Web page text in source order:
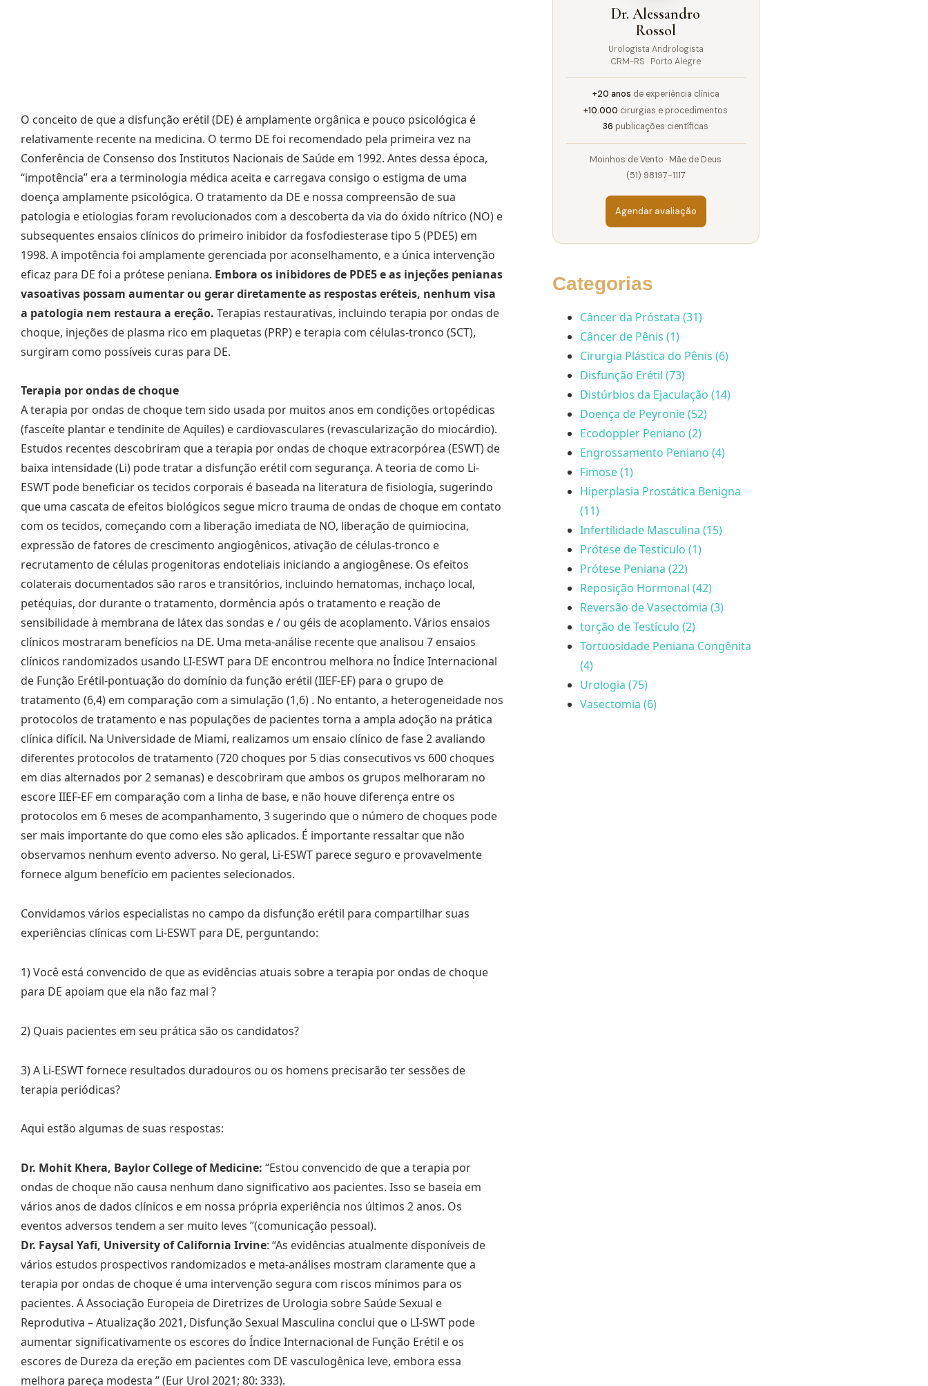
O conceito de que a disfunção erétil (DE) é amplamente orgânica e pouco psicológica é
relativamente recente na medicina. O termo DE foi recomendado pela primeira vez na
Conferência de Consenso dos Institutos Nacionais de Saúde em 1992. Antes dessa época,
“impotência” era a terminologia médica aceita e carregava consigo o estigma de uma
doença amplamente psicológica. O tratamento da DE e nossa compreensão de sua
patologia e etiologias foram revolucionados com a descoberta da via do óxido nítrico (NO) e
subsequentes ensaios clínicos do primeiro inibidor da fosfodiesterase tipo 5 (PDE5) em
1998. A impotência foi amplamente gerenciada por aconselhamento, e a única intervenção
eficaz para DE foi a prótese peniana. Embora os inibidores de PDE5 e as injeções penianas
vasoativas possam aumentar ou gerar diretamente as respostas eréteis, nenhum visa
a patologia nem restaura a ereção. Terapias restaurativas, incluindo terapia por ondas de
choque, injeções de plasma rico em plaquetas (PRP) e terapia com células-tronco (SCT),
surgiram como possíveis curas para DE.
Terapia por ondas de choque
A terapia por ondas de choque tem sido usada por muitos anos em condições ortopédicas
(fasceíte plantar e tendinite de Aquiles) e cardiovasculares (revascularização do miocárdio).
Estudos recentes descobriram que a terapia por ondas de choque extracorpórea (ESWT) de
baixa intensidade (Li) pode tratar a disfunção erétil com segurança. A teoria de como Li-
ESWT pode beneficiar os tecidos corporais é baseada na literatura de fisiologia, sugerindo
que uma cascata de efeitos biológicos segue micro trauma de ondas de choque em contato
com os tecidos, começando com a liberação imediata de NO, liberação de quimiocina,
expressão de fatores de crescimento angiogênicos, ativação de células-tronco e
recrutamento de células progenitoras endoteliais iniciando a angiogênese. Os efeitos
colaterais documentados são raros e transitórios, incluindo hematomas, inchaço local,
petéquias, dor durante o tratamento, dormência após o tratamento e reação de
sensibilidade à membrana de látex das sondas e / ou géis de acoplamento. Vários ensaios
clínicos mostraram benefícios na DE. Uma meta-análise recente que analisou 7 ensaios
clínicos randomizados usando LI-ESWT para DE encontrou melhora no Índice Internacional
de Função Erétil-pontuação do domínio da função erétil (IIEF-EF) para o grupo de
tratamento (6,4) em comparação com a simulação (1,6) . No entanto, a heterogeneidade nos
protocolos de tratamento e nas populações de pacientes torna a ampla adoção na prática
clínica difícil. Na Universidade de Miami, realizamos um ensaio clínico de fase 2 avaliando
diferentes protocolos de tratamento (720 choques por 5 dias consecutivos vs 600 choques
em dias alternados por 2 semanas) e descobriram que ambos os grupos melhoraram no
escore IIEF-EF em comparação com a linha de base, e não houve diferença entre os
protocolos em 6 meses de acompanhamento, 3 sugerindo que o número de choques pode
ser mais importante do que como eles são aplicados. É importante ressaltar que não
observamos nenhum evento adverso. No geral, Li-ESWT parece seguro e provavelmente
fornece algum benefício em pacientes selecionados.
Convidamos vários especialistas no campo da disfunção erétil para compartilhar suas
experiências clínicas com Li-ESWT para DE, perguntando:
1) Você está convencido de que as evidências atuais sobre a terapia por ondas de choque
para DE apoiam que ela não faz mal ?
2) Quais pacientes em seu prática são os candidatos?
3) A Li-ESWT fornece resultados duradouros ou os homens precisarão ter sessões de
terapia periódicas?
Aqui estão algumas de suas respostas:
Dr. Mohit Khera, Baylor College of Medicine: “Estou convencido de que a terapia por
ondas de choque não causa nenhum dano significativo aos pacientes. Isso se baseia em
vários anos de dados clínicos e em nossa própria experiência nos últimos 2 anos. Os
eventos adversos tendem a ser muito leves ”(comunicação pessoal).
Dr. Faysal Yafi, University of California Irvine: “As evidências atualmente disponíveis de
vários estudos prospectivos randomizados e meta-análises mostram claramente que a
terapia por ondas de choque é uma intervenção segura com riscos mínimos para os
pacientes. A Associação Europeia de Diretrizes de Urologia sobre Saúde Sexual e
Reprodutiva – Atualização 2021, Disfunção Sexual Masculina conclui que o LI-SWT pode
aumentar significativamente os escores do Índice Internacional de Função Erétil e os
escores de Dureza da ereção em pacientes com DE vasculogênica leve, embora essa
melhora pareça modesta ” (Eur Urol 2021; 80: 333).
Dr. Alessandro
Rossol
Urologista Andrologista
CRM-RS · Porto Alegre
+20 anos de experiência clínica
+10.000 cirurgias e procedimentos
36 publicações científicas
Moinhos de Vento · Mãe de Deus
(51) 98197-1117
Agendar avaliação
Categorias
Câncer da Próstata (31)
Câncer de Pênis (1)
Cirurgia Plástica do Pênis (6)
Disfunção Erétil (73)
Distúrbios da Ejaculação (14)
Doença de Peyronie (52)
Ecodoppler Peniano (2)
Engrossamento Peniano (4)
Fimose (1)
Hiperplasia Prostática Benigna
(11)
Infertilidade Masculina (15)
Prótese de Testículo (1)
Prótese Peniana (22)
Reposição Hormonal (42)
Reversão de Vasectomia (3)
torção de Testículo (2)
Tortuosidade Peniana Congênita
(4)
Urologia (75)
Vasectomia (6)